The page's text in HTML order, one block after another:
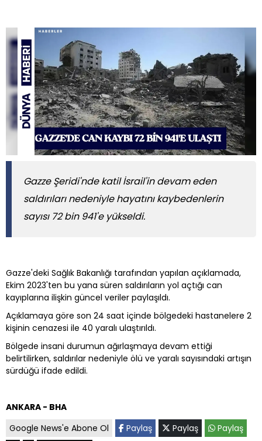
Gazze Şeridi'nde katil İsrail'in devam eden
saldırıları nedeniyle hayatını kaybedenlerin
sayısı 72 bin 941'e yükseldi.
Gazze'deki Sağlık Bakanlığı tarafından yapılan açıklamada,
Ekim 2023'ten bu yana süren saldırıların yol açtığı can
kayıplarına ilişkin güncel veriler paylaşıldı.
Açıklamaya göre son 24 saat içinde bölgedeki hastanelere 2
kişinin cenazesi ile 40 yaralı ulaştırıldı.
Bölgede insani durumun ağırlaşmaya devam ettiği
belirtilirken, saldırılar nedeniyle ölü ve yaralı sayısındaki artışın
sürdüğü ifade edildi.
ANKARA - BHA
Google News'e Abone Ol
Paylaş Paylaş Paylaş